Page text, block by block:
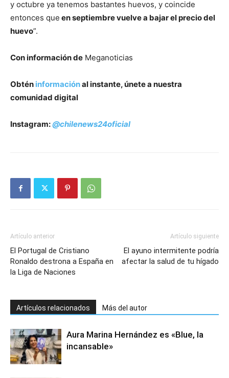
y octubre ya tenemos bastantes huevos, y coincide
entonces que en septiembre vuelve a bajar el precio del
huevo”.
Con información de Meganoticias
Obtén informaciónal instante, únete a nuestra
comunidad digital
Instagram:@chilenews24oficial
Artículo anterior
El Portugal de Cristiano
Ronaldo destrona a España en
la Liga de Naciones
Artículo siguiente
El ayuno intermitente podría
afectar la salud de tu hígado
Artículos relacionados Más del autor
Aura Marina Hernández es «Blue, la
incansable»